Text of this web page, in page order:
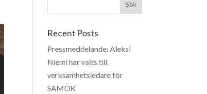
Recent Posts
Pressmeddelande: Aleksi
Niemi har valts till
verksamhetsledare för
SAMOK